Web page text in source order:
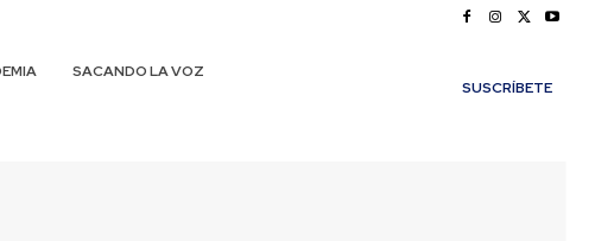
SACANDO LA VOZ
SUSCRÍBETE